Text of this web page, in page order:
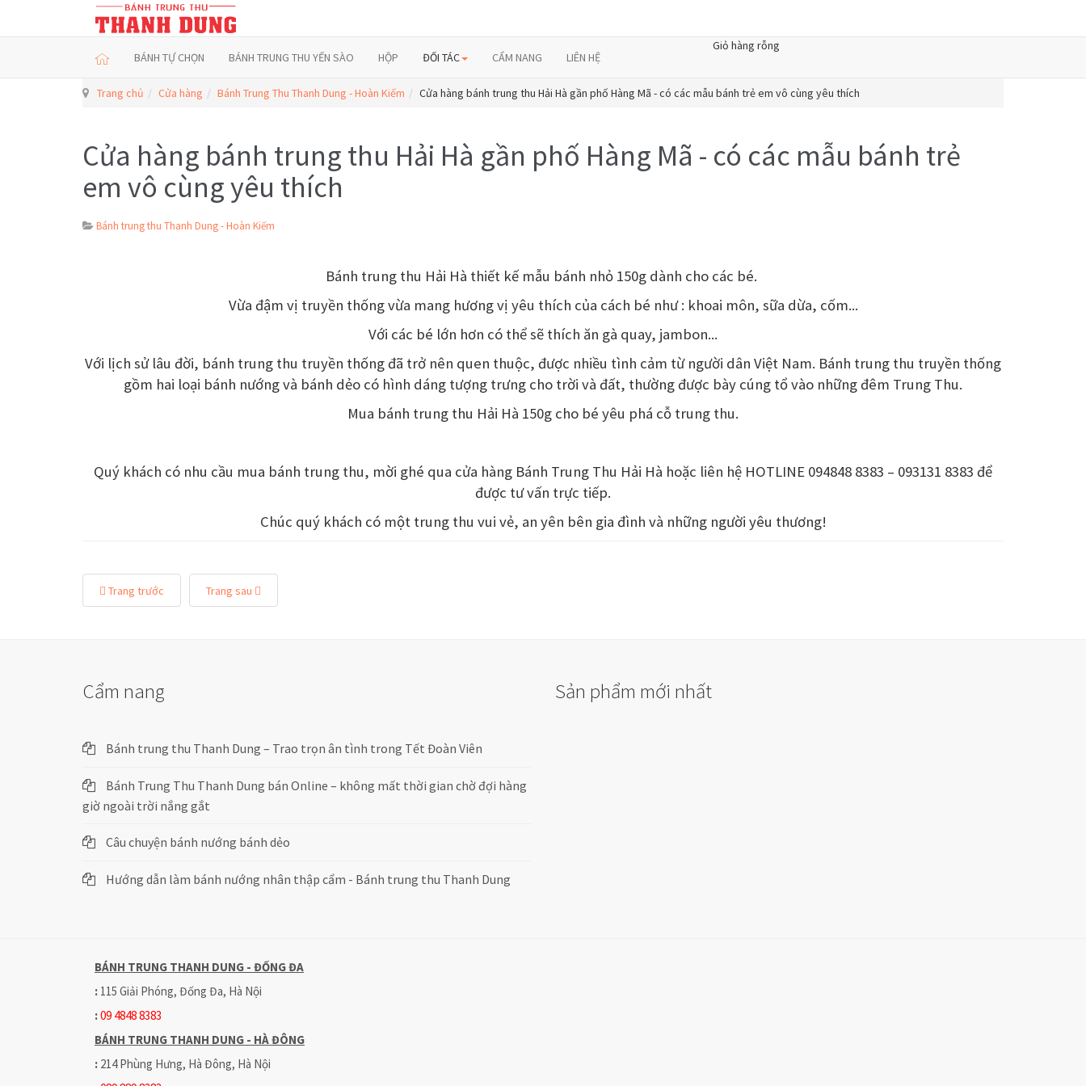
BÁNH TỰ CHỌN BÁNH TRUNG THU YẾN SÀO HỘP ĐỐI TÁC CẨM NANG LIÊN HỆ
Giỏ hàng rỗng
Trang chủ Cửa hàng Bánh Trung Thu Thanh Dung - Hoàn Kiếm Cửa hàng bánh trung thu Hải Hà gần phố Hàng Mã - có các mẫu bánh trẻ em vô cùng yêu thích
Cửa hàng bánh trung thu Hải Hà gần phố Hàng Mã - có các mẫu bánh trẻ
em vô cùng yêu thích
Bánh trung thu Thanh Dung - Hoàn Kiếm
Bánh trung thu Hải Hà thiết kế mẫu bánh nhỏ 150g dành cho các bé.
Vừa đậm vị truyền thống vừa mang hương vị yêu thích của cách bé như : khoai môn, sữa dừa, cốm...
Với các bé lớn hơn có thể sẽ thích ăn gà quay, jambon...
Với lịch sử lâu đời, bánh trung thu truyền thống đã trở nên quen thuộc, được nhiều tình cảm từ người dân Việt Nam. Bánh trung thu truyền thống
gồm hai loại bánh nướng và bánh dẻo có hình dáng tượng trưng cho trời và đất, thường được bày cúng tổ vào những đêm Trung Thu.
Mua bánh trung thu Hải Hà 150g cho bé yêu phá cỗ trung thu.
Quý khách có nhu cầu mua bánh trung thu, mời ghé qua cửa hàng Bánh Trung Thu Hải Hà hoặc liên hệ HOTLINE 094848 8383 – 093131 8383 để
được tư vấn trực tiếp.
Chúc quý khách có một trung thu vui vẻ, an yên bên gia đình và những người yêu thương!
Trang trước Trang sau
Cẩm nang
Bánh trung thu Thanh Dung – Trao trọn ân tình trong Tết Đoàn Viên
Bánh Trung Thu Thanh Dung bán Online – không mất thời gian chờ đợi hàng
giờ ngoài trời nắng gắt
Câu chuyện bánh nướng bánh dẻo
Hướng dẫn làm bánh nướng nhân thập cẩm - Bánh trung thu Thanh Dung
Sản phẩm mới nhất
BÁNH TRUNG THANH DUNG - ĐỐNG ĐA
: 115 Giải Phóng, Đống Đa, Hà Nội
:09 4848 8383
BÁNH TRUNG THANH DUNG - HÀ ĐÔNG
: 214 Phùng Hưng, Hà Đông, Hà Nội